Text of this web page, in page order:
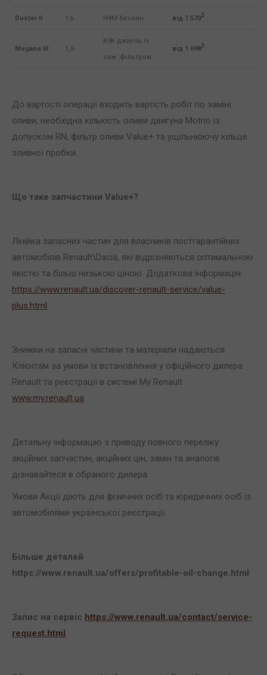
Duster II 1,6 H4M бензин від 1 5703
Megane III 1,5
K9K дизель із
саж. фільтром
від 1 6983
До вартості операції входить вартість робіт по заміні
оливи, необхідна кількість оливи двигуна Motrio із
допуском RN, фільтр оливи Value+ та ущільнюючу кільце
зливної пробки.
Що таке запчастини Value+?
Лінійка запасних частин для власників постгарантійних
автомобілів Renault\Dacia, які відрізняються оптимальною
якістю та більш низькою ціною. Додаткова інформація:
https://www.renault.ua/discover-renault-service/value-
plus.html.
Знижки на запасні частини та матеріали надаються
Клієнтам за умови їх встановлення у офіційного дилера
Renault та реєстрації в системі My Renault
www.my.renault.ua
Детальну інформацію з приводу повного переліку
акційних запчастин, акційних цін, замін та аналогів
дізнавайтеся в обраного дилера.
Умови Акції діють для фізичних осіб та юридичних осіб із
автомобілями української реєстрації.
Більше деталей
https://www.renault.ua/offers/profitable-oil-change.html
Запис на сервіс https://www.renault.ua/contact/service-
request.html